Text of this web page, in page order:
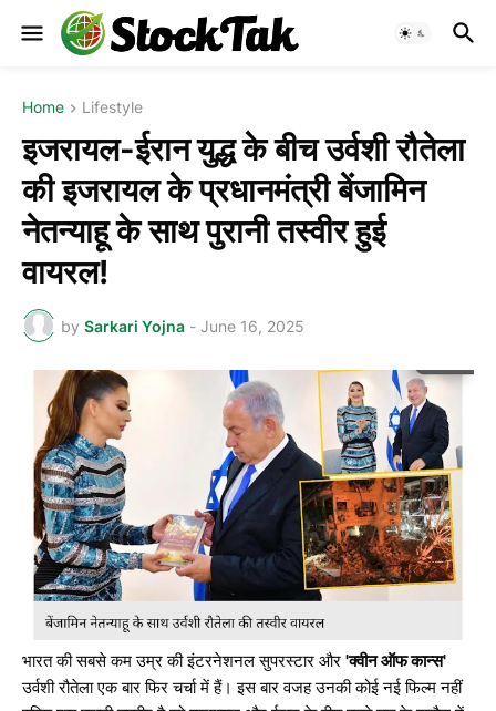
Home Lifestyle
इजरायल-ईरान युद्ध के बीच उर्वशी रौतेला
की इजरायल के प्रधानमंत्री बेंजामिन
नेतन्याहू के साथ पुरानी तस्वीर हुई
वायरल!
by Sarkari Yojna - June 16, 2025
भारत की सबसे कम उम्र की इंटरनेशनल सुपरस्टार और 'क्वीन ऑफ कान्स'
उर्वशी रौतेला एक बार फिर चर्चा में हैं। इस बार वजह उनकी कोई नई फिल्म नहीं